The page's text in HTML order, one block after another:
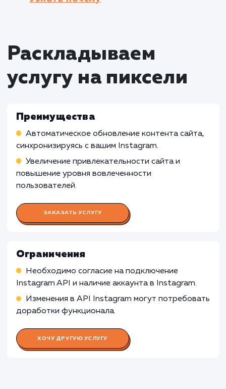
Производственные компании
отображения фотографий из Instagram на
может быть менее подходящей для
производственных компаний, у которых нет
социальными медиа. Их потребности и
приоритеты могут быть сосредоточены на
других аспектах бизнеса.
Корпоративные сайты: Для
сайтов, которые ориентированы на
продуктах или услугах, отображение
фотографий из Instagram может быть менее
от основного содержания и целей сайта.
Узнать почему
Раскладываем